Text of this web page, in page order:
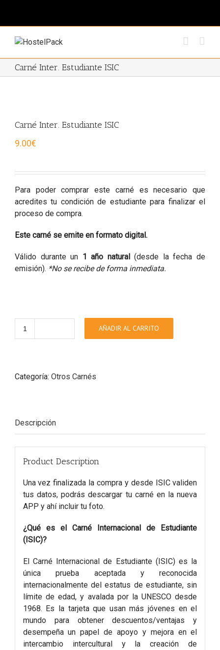
Carné Inter. Estudiante ISIC
Carné Inter. Estudiante ISIC
9.00€
Para poder comprar este carné es necesario que
acredites tu condición de estudiante para finalizar el
proceso de compra.
Este carné se emite en formato digital.
Válido durante un 1 año natural(desde la fecha de
emisión). *No se recibe de forma inmediata.
Carné
cantidad
AÑADIR AL CARRITO
Categoría: Otros Carnés
Descripción
Product Description
Una vez finalizada la compra y desde ISIC validen
tus datos, podrás descargar tu carné en la nueva
APP y ahí incluir tu foto.
¿Qué es el Carné Internacional de Estudiante
(ISIC)?
El Carné Internacional de Estudiante (ISIC) es la
única prueba aceptada y reconocida
internacionalmente del estatus de estudiante, sin
límite de edad, y avalada por la UNESCO desde
1968. Es la tarjeta que usan más jóvenes en el
mundo para obtener descuentos/ventajas y
desempeña un papel de apoyo y mejora en el
intercambio intercultural y la creación de